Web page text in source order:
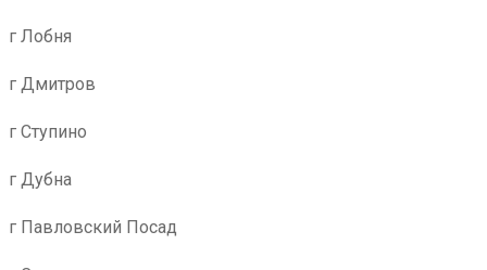
г Лобня
г Дмитров
г Ступино
г Дубна
г Павловский Посад